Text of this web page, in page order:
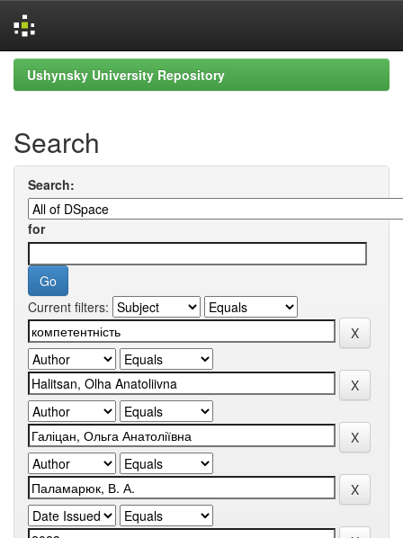
Skip
navigation
Ushynsky University Repository
Search
Search:
for
Current filters: